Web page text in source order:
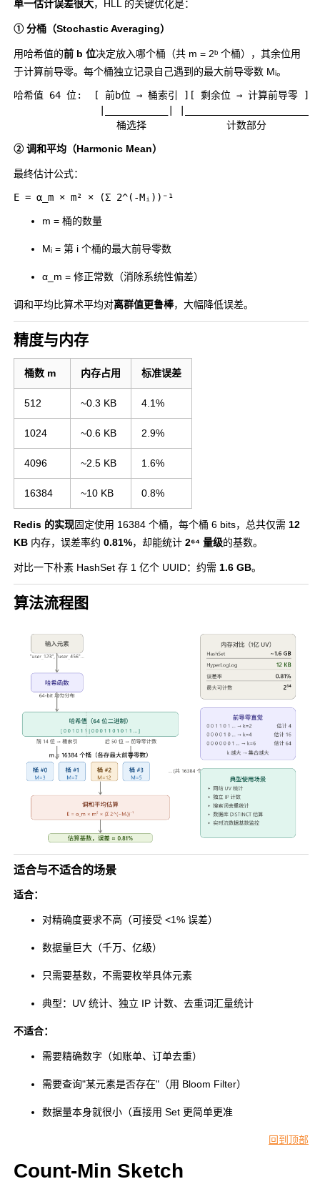
单一估计误差很大，HLL 的关键优化是：
① 分桶（Stochastic Averaging）
用哈希值的前 b 位决定放入哪个桶（共 m = 2ᵇ 个桶），其余位用
于计算前导零。每个桶独立记录自己遇到的最大前导零数 Mᵢ。
哈希值 64 位:  [ 前b位 → 桶索引 ][ 剩余位 → 计算前导零 ]
② 调和平均（Harmonic Mean）
最终估计公式：
m = 桶的数量
Mᵢ = 第 i 个桶的最大前导零数
α_m = 修正常数（消除系统性偏差）
调和平均比算术平均对离群值更鲁棒，大幅降低误差。
精度与内存
桶数 m 内存占用 标准误差
512 ~0.3 KB 4.1%
1024 ~0.6 KB 2.9%
4096 ~2.5 KB 1.6%
16384 ~10 KB 0.8%
Redis 的实现固定使用 16384 个桶，每个桶 6 bits，总共仅需 12
KB 内存，误差率约 0.81%，却能统计 2⁶⁴ 量级的基数。
对比一下朴素 HashSet 存 1 亿个 UUID：约需 1.6 GB。
算法流程图
适合与不适合的场景
适合：
对精确度要求不高（可接受 <1% 误差）
数据量巨大（千万、亿级）
只需要基数，不需要枚举具体元素
典型：UV 统计、独立 IP 计数、去重词汇量统计
不适合：
需要精确数字（如账单、订单去重）
需要查询"某元素是否存在"（用 Bloom Filter）
数据量本身就很小（直接用 Set 更简单更准
回到顶部
Count-Min Sketch